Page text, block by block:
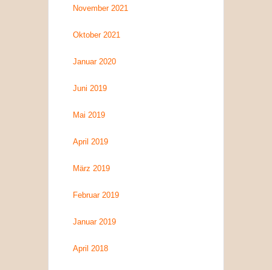
November 2021
Oktober 2021
Januar 2020
Juni 2019
Mai 2019
April 2019
März 2019
Februar 2019
Januar 2019
April 2018